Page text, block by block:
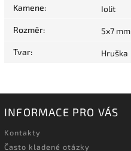
Kamene: Iolit
Rozměr: 5x7 mm
Tvar: Hruška
INFORMACE PRO VÁS
Kontakty
Často kladené otázky